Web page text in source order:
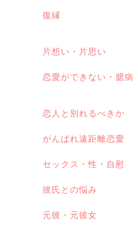
復縁
片想い・片思い
恋愛ができない・臆病
恋人と別れるべきか
がんばれ遠距離恋愛
セックス・性・自慰
彼氏との悩み
元彼・元彼女